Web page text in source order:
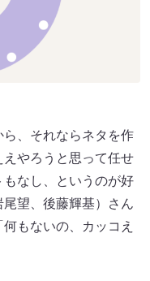
、それならネタを作
やろうと思って任せ
なし、というのが好
望、後藤輝基）さん
もないの、カッコえ